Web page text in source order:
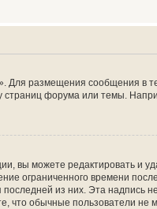
размещения сообщения в
страниц форума или темы.
вы можете редактировать и
ограниченного времени
последней из них. Эта
обычные пользователи не